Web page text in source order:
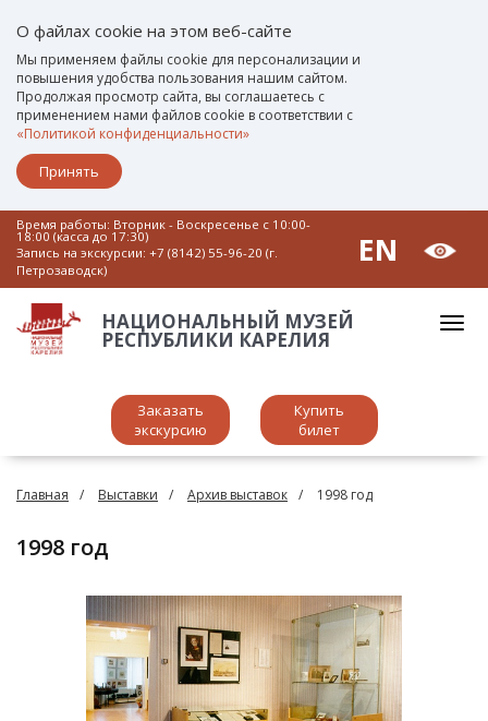
О файлах cookie на этом веб-сайте
Мы применяем файлы cookie для персонализации и
повышения удобства пользования нашим сайтом.
Продолжая просмотр сайта, вы соглашаетесь с
применением нами файлов cookie в соответствии с
«Политикой конфиденциальности»
Принять
Время работы: Вторник - Воскресенье c 10:00-
18:00 (касса до 17:30)
Запись на экскурсии: +7 (8142) 55-96-20 (г.
Петрозаводск)
EN
НАЦИОНАЛЬНЫЙ МУЗЕЙ
РЕСПУБЛИКИ КАРЕЛИЯ
Заказать
экскурсию
Купить
билет
Главная Выставки Архив выставок 1998 год
1998 год